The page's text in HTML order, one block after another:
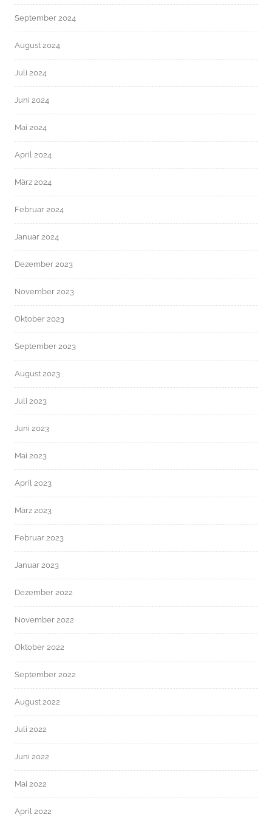
September 2024
August 2024
Juli 2024
Juni 2024
Mai 2024
April 2024
März 2024
Februar 2024
Januar 2024
Dezember 2023
November 2023
Oktober 2023
September 2023
August 2023
Juli 2023
Juni 2023
Mai 2023
April 2023
März 2023
Februar 2023
Januar 2023
Dezember 2022
November 2022
Oktober 2022
September 2022
August 2022
Juli 2022
Juni 2022
Mai 2022
April 2022